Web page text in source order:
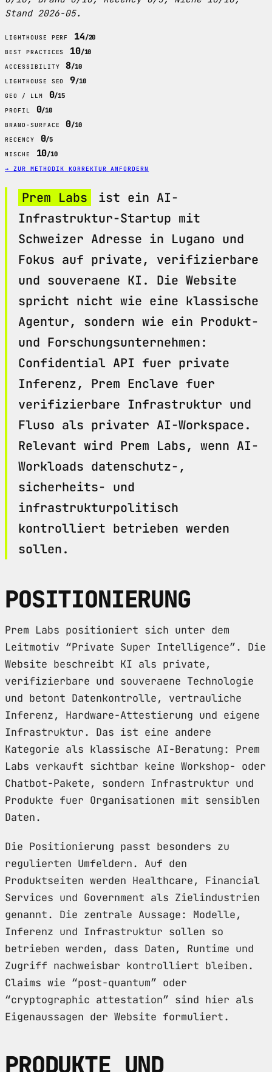
Stand 2026-05.
LIGHTHOUSE PERF 14/20
BEST PRACTICES 10/10
ACCESSIBILITY 8/10
LIGHTHOUSE SEO 9/10
GEO / LLM 0/15
PROFIL 0/10
BRAND-SURFACE 0/10
RECENCY 0/5
NISCHE 10/10
→ ZUR METHODIK KORREKTUR ANFORDERN
Prem Labs
ist ein AI-
Infrastruktur-Startup mit
Schweizer Adresse in Lugano und
Fokus auf private, verifizierbare
und souveraene KI. Die Website
spricht nicht wie eine klassische
Agentur, sondern wie ein Produkt-
und Forschungsunternehmen:
Confidential API fuer private
Inferenz, Prem Enclave fuer
verifizierbare Infrastruktur und
Fluso als privater AI-Workspace.
Relevant wird Prem Labs, wenn AI-
Workloads datenschutz-,
sicherheits- und
infrastrukturpolitisch
kontrolliert betrieben werden
sollen.
POSITIONIERUNG
Prem Labs positioniert sich unter dem
Leitmotiv “Private Super Intelligence”. Die
Website beschreibt KI als private,
verifizierbare und souveraene Technologie
und betont Datenkontrolle, vertrauliche
Inferenz, Hardware-Attestierung und eigene
Infrastruktur. Das ist eine andere
Kategorie als klassische AI-Beratung: Prem
Labs verkauft sichtbar keine Workshop- oder
Chatbot-Pakete, sondern Infrastruktur und
Produkte fuer Organisationen mit sensiblen
Daten.
Die Positionierung passt besonders zu
regulierten Umfeldern. Auf den
Produktseiten werden Healthcare, Financial
Services und Government als Zielindustrien
genannt. Die zentrale Aussage: Modelle,
Inferenz und Infrastruktur sollen so
betrieben werden, dass Daten, Runtime und
Zugriff nachweisbar kontrolliert bleiben.
Claims wie “post-quantum” oder
“cryptographic attestation” sind hier als
Eigenaussagen der Website formuliert.
PRODUKTE UND